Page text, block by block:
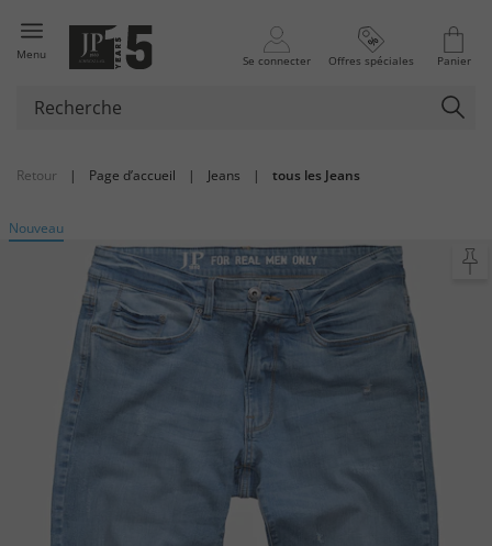
Menu Se connecter Offres spéciales Panier
Retour | Page d’accueil | Jeans | tous les Jeans
Nouveau